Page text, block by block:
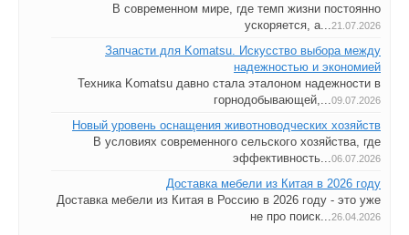
В современном мире, где темп жизни постоянно
ускоряется, а...21.07.2026
Запчасти для Komatsu. Искусство выбора между
надежностью и экономией
Техника Komatsu давно стала эталоном надежности в
горнодобывающей,...09.07.2026
Новый уровень оснащения животноводческих хозяйств
В условиях современного сельского хозяйства, где
эффективность...06.07.2026
Доставка мебели из Китая в 2026 году
Доставка мебели из Китая в Россию в 2026 году - это уже
не про поиск...26.04.2026